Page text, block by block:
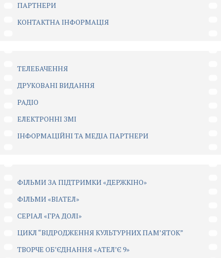
ПАРТНЕРИ
КОНТАКТНА ІНФОРМАЦІЯ
ТЕЛЕБАЧЕННЯ
ДРУКОВАНІ ВИДАННЯ
РАДІО
ЕЛЕКТРОННІ ЗМІ
ІНФОРМАЦІЙНІ ТА МЕДІА ПАРТНЕРИ
ФІЛЬМИ ЗА ПІДТРИМКИ «ДЕРЖКІНО»
ФІЛЬМИ «ВІАТЕЛ»
СЕРІАЛ «ГРА ДОЛІ»
ЦИКЛ “ВІДРОДЖЕННЯ КУЛЬТУРНИХ ПАМ’ЯТОК”
ТВОРЧЕ ОБ’ЄДНАННЯ «АТЕЛ’Є 9»